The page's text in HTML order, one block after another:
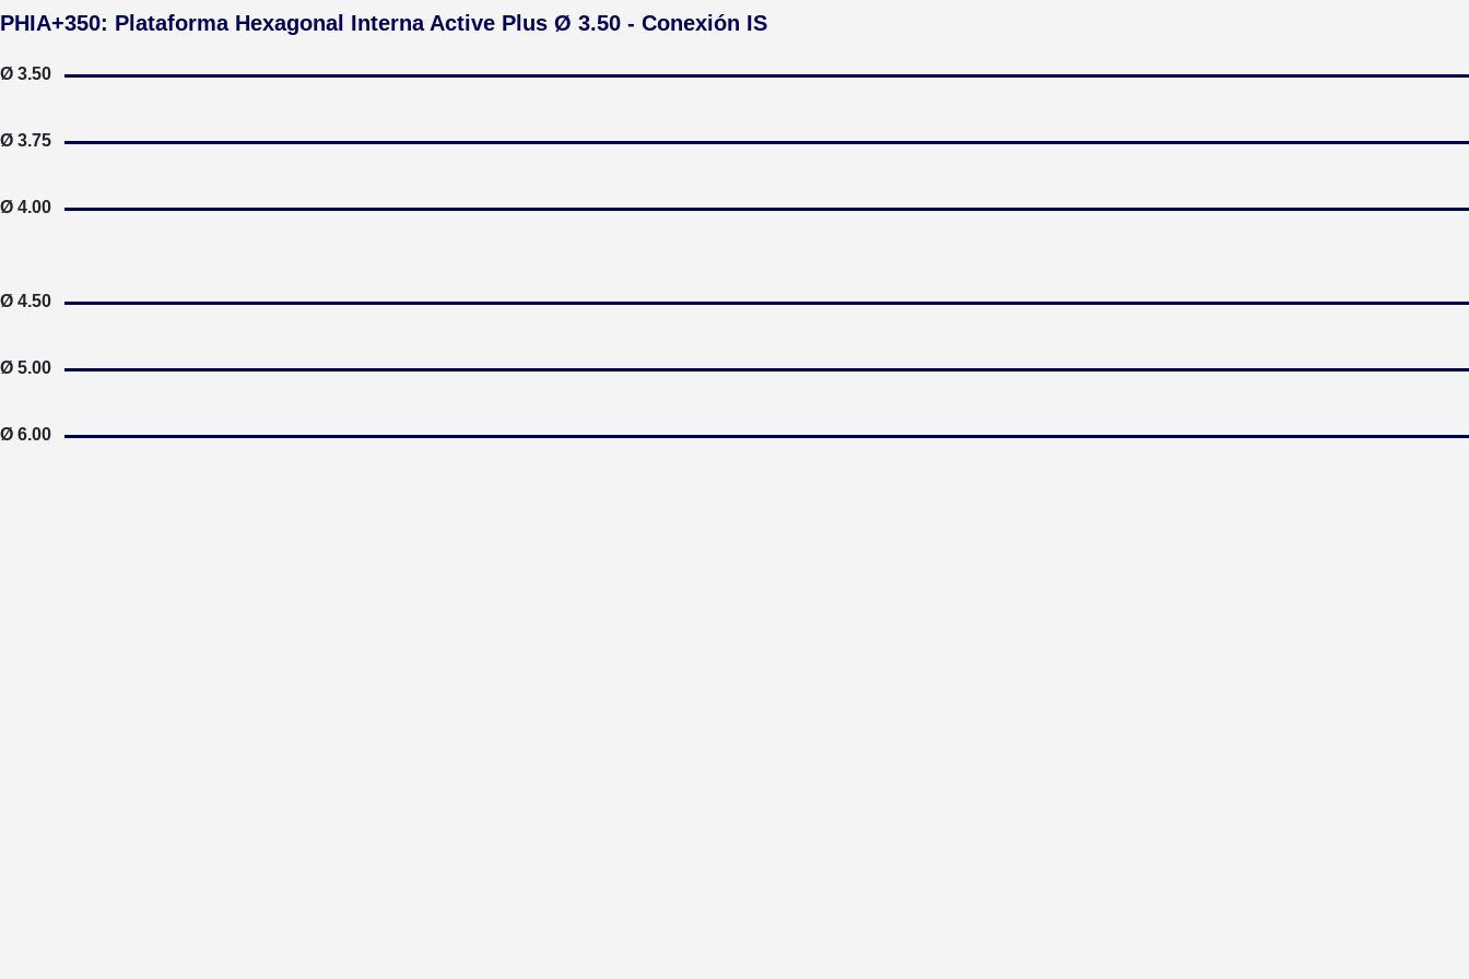
PHIA+350: Plataforma Hexagonal Interna Active Plus Ø 3.50 - Conexión IS
Ø 3.50
Ø 3.75
Ø 4.00
Ø 4.50
Ø 5.00
Ø 6.00